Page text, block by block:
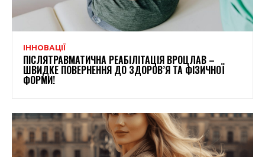
ІННОВАЦІЇ
ПІСЛЯТРАВМАТИЧНА РЕАБІЛІТАЦІЯ ВРОЦЛАВ –
ШВИДКЕ ПОВЕРНЕННЯ ДО ЗДОРОВ’Я ТА ФІЗИЧНОЇ
ФОРМИ!